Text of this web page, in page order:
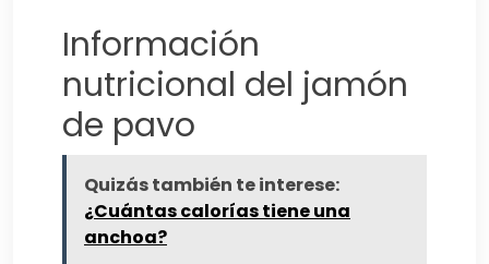
Información
nutricional del jamón
de pavo
Quizás también te interese:
¿Cuántas calorías tiene una
anchoa?